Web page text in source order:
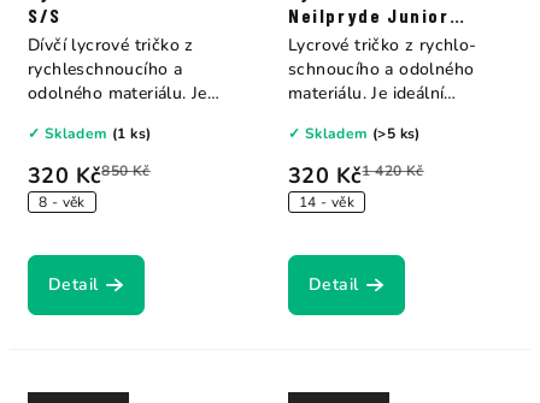
S/S
320 Kč850 Kč
8 - věk
✓ Skladem (1 ks)
Detail
Dívčí lycrové tričko z
rychleschnoucího a
odolného materiálu. Je
Neilpryde Junior
Rashguard S/S
320 Kč1 420 Kč
14 - věk
✓ Skladem (>5 ks)
Detail
Lycrové tričko z rychlo-
schnoucího a odolného
materiálu. Je ideální